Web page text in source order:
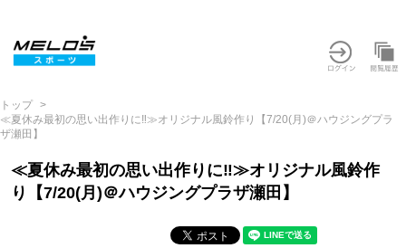
トップ
≪夏休み最初の思い出作りに‼≫オリジナル風鈴作り【7/20(月)＠ハウジングプラ
ザ瀬田】
≪夏休み最初の思い出作りに‼≫オリジナル風鈴作
り【7/20(月)＠ハウジングプラザ瀬田】